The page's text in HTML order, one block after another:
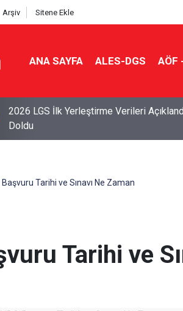
Arşiv Sitene Ekle
ANA SAYFA ALES-DGS AÖF
2026 LGS İlk Yerleştirme Verileri
Doldu
Tarihi ve Sınavı Ne Zaman
Tarihi ve